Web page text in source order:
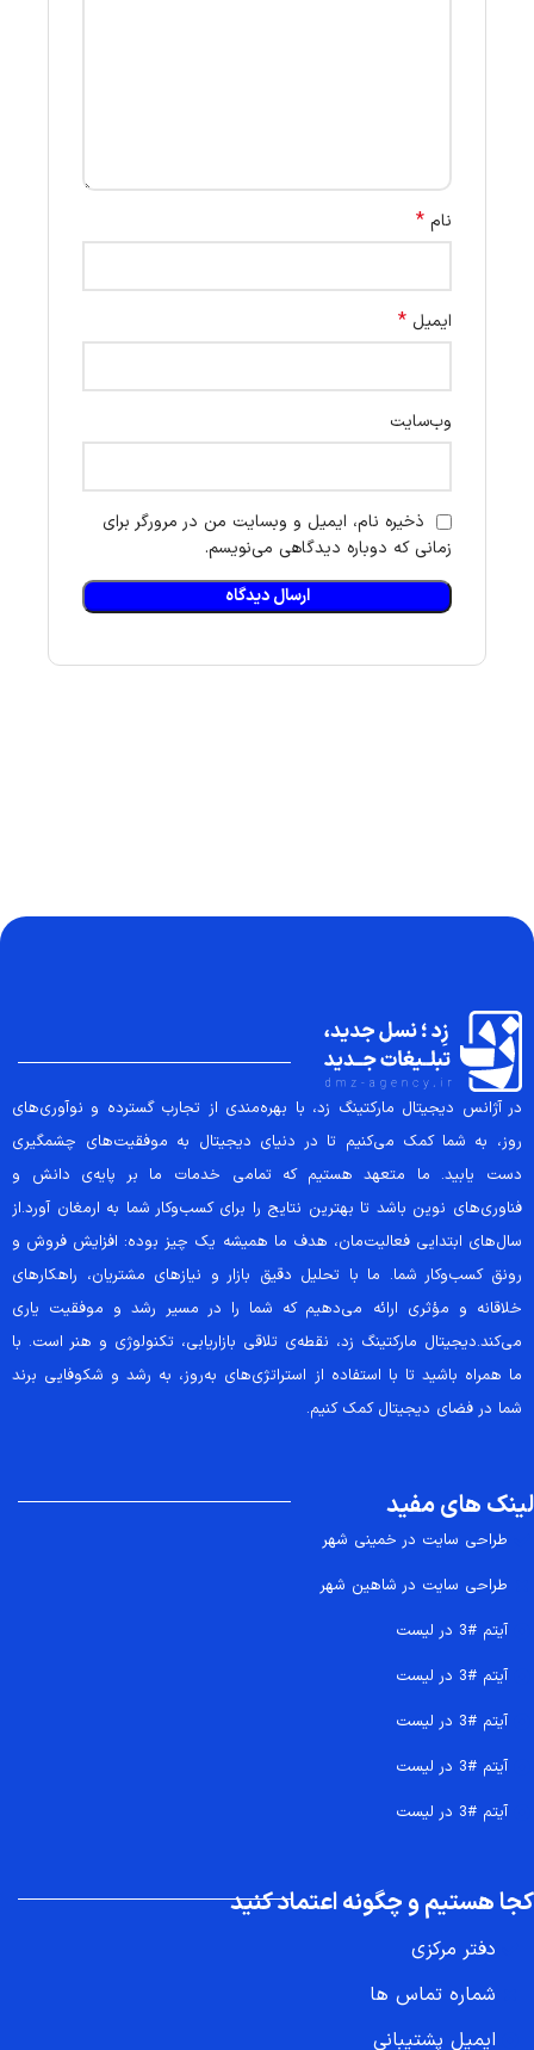
نام *
ایمیل *
وب‌سایت
ذخیره نام، ایمیل و وبسایت من در مرورگر برای
زمانی که دوباره دیدگاهی می‌نویسم.
در آژانس دیجیتال مارکتینگ زد، با بهره‌مندی از تجارب گسترده و نوآوری‌های
روز، به شما کمک می‌کنیم تا در دنیای دیجیتال به موفقیت‌های چشمگیری
دست یابید. ما متعهد هستیم که تمامی خدمات ما بر پایه‌ی دانش و
فناوری‌های نوین باشد تا بهترین نتایج را برای کسب‌وکار شما به ارمغان آورد.از
سال‌های ابتدایی فعالیت‌مان، هدف ما همیشه یک چیز بوده: افزایش فروش و
رونق کسب‌وکار شما. ما با تحلیل دقیق بازار و نیازهای مشتریان، راهکارهای
خلاقانه و مؤثری ارائه می‌دهیم که شما را در مسیر رشد و موفقیت یاری
می‌کند.دیجیتال مارکتینگ زد، نقطه‌ی تلاقی بازاریابی، تکنولوژی و هنر است. با
ما همراه باشید تا با استفاده از استراتژی‌های به‌روز، به رشد و شکوفایی برند
شما در فضای دیجیتال کمک کنیم.
لینک های مفید
طراحی سایت در خمینی شهر
طراحی سایت در شاهین شهر
آیتم #3 در لیست
آیتم #3 در لیست
آیتم #3 در لیست
آیتم #3 در لیست
آیتم #3 در لیست
کجا هستیم و چگونه اعتماد کنید
دفتر مرکزی
شماره تماس ها
ایمیل پشتیبانی